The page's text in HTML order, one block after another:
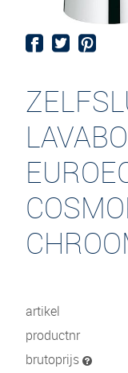
artikel
productnr
brutoprijs